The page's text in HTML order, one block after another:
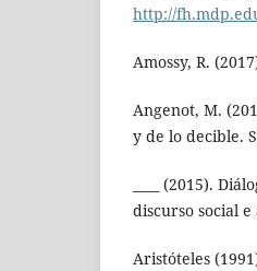
http://
Amossy, R.
Angenot, M.
y de lo decible.
____ (2015).
discurso social
Aristóteles